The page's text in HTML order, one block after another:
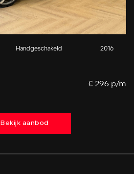
Handgeschakeld 2016
€ 296 p/m
Bekijk aanbod